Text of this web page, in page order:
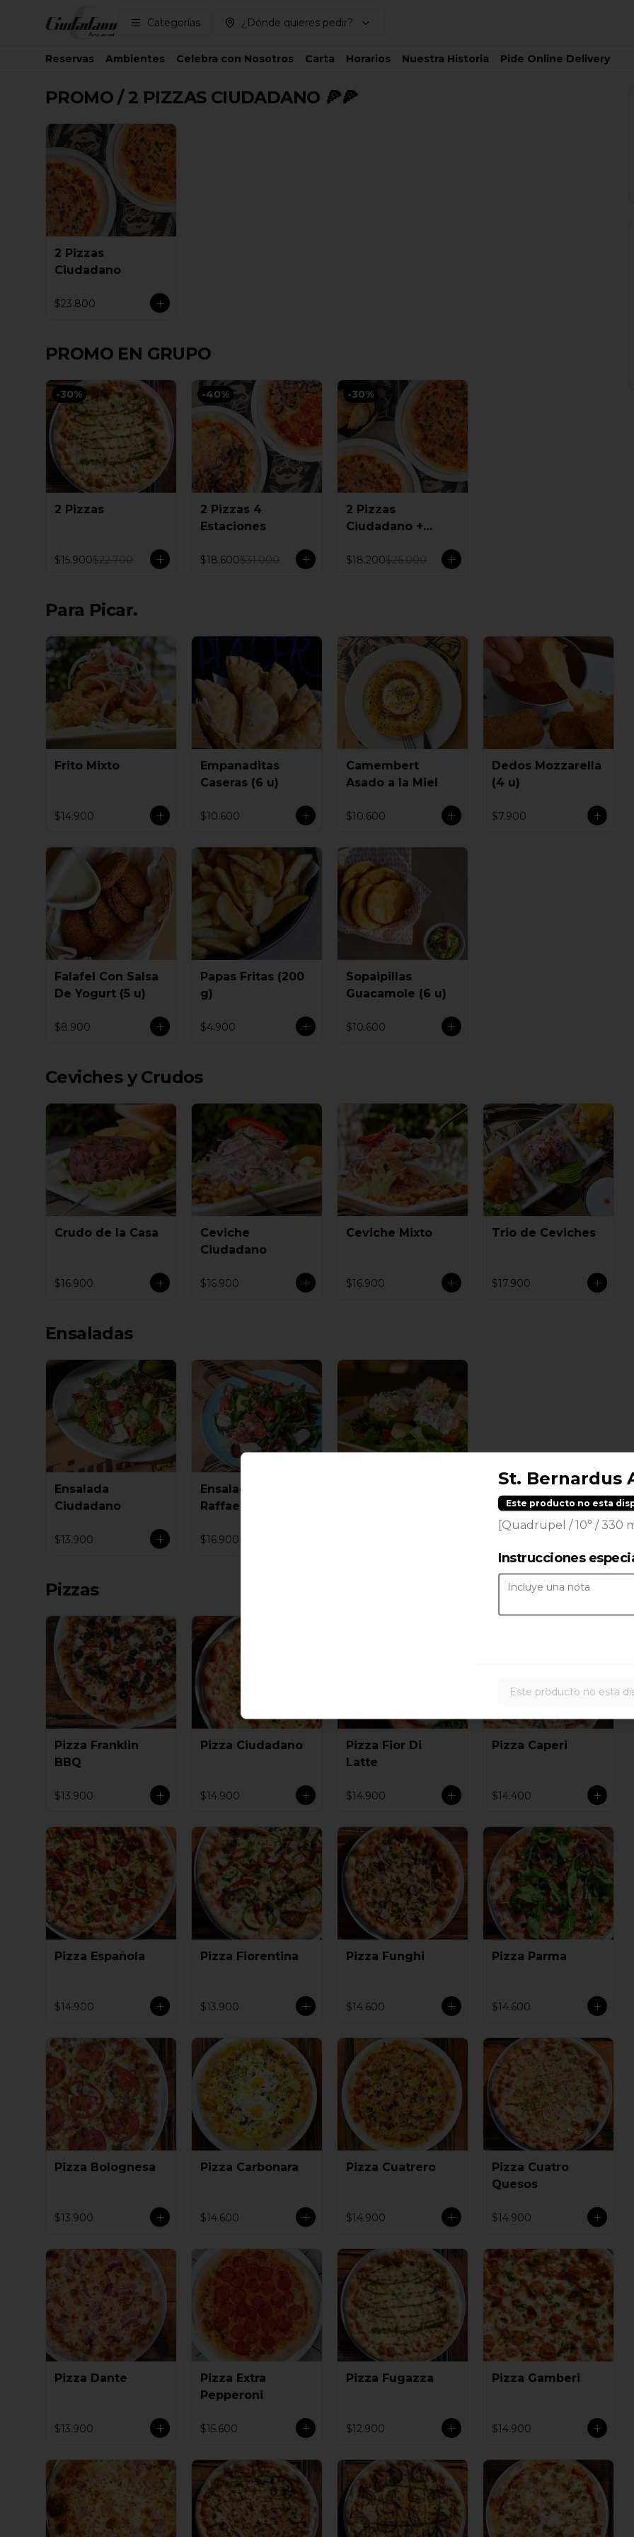
Categorías ¿Dónde quieres pedir?
Reservas Ambientes Celebra con Nosotros Carta Horarios Nuestra Historia Pide Online Delivery
PROMO / 2 PIZZAS CIUDADANO 🍕🍕
2 Pizzas
Ciudadano
$23.800
PROMO EN GRUPO
-30%
2 Pizzas
$15.900$22.700
-40%
2 Pizzas 4
Estaciones
$18.600$31.000
-30%
2 Pizzas
Ciudadano +
$18.200$26.000
Para Picar.
Frito Mixto
$14.900
Empanaditas
Caseras (6 u)
$10.600
Camembert
Asado a la Miel
$10.600
Dedos Mozzarella
(4 u)
$7.900
Falafel Con Salsa
De Yogurt (5 u)
$8.900
Papas Fritas (200
g)
$4.900
Sopaipillas
Guacamole (6 u)
$10.600
Ceviches y Crudos
Crudo de la Casa
$16.900
Ceviche
Ciudadano
$16.900
Ceviche Mixto
$16.900
Trio de Ceviches
$17.900
Ensaladas
Ensalada
Ciudadano
$13.900
Ensalada
Raffaello
$16.900
Pizzas
Pizza Franklin
BBQ
$13.900
Pizza Ciudadano
$14.900
Pizza Fior Di
Latte
$14.900
Pizza Caperi
$14.400
Pizza Española
$14.900
Pizza Fiorentina
$13.900
Pizza Funghi
$14.600
Pizza Parma
$14.600
Pizza Bolognesa
$13.900
Pizza Carbonara
$14.600
Pizza Cuatrero
$14.900
Pizza Cuatro
Quesos
$14.900
Pizza Dante
$13.900
Pizza Extra
Pepperoni
$15.600
Pizza Fugazza
$12.900
Pizza Gamberi
$14.900
St. Bernardus
Este producto no esta
[Quadrupel / 10° / 330
Instrucciones
Este producto no esta